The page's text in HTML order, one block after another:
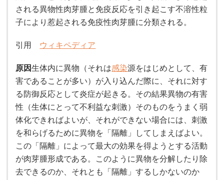
される異物性肉芽腫と免疫反応を引き起こす不溶性粒
子により惹起される免疫性肉芽腫に分類される。
引用 ウィキペディア
原因生体内に異物（それは感染源をはじめとして、有
害であることが多い）が入り込んだ際に、それに対す
る防御反応として炎症が起きる。その結果異物の有害
性（生体にとって不利益な刺激）そのものをうまく弱
体化できればよいが、それができない場合には、刺激
を和らげるために異物を「隔離」してしまえばよい。
この「隔離」によって最大の効果を得ようとする活動
が肉芽腫形成である。このように異物を分解したり除
去できるのか、それとも「隔離」するしかないのか